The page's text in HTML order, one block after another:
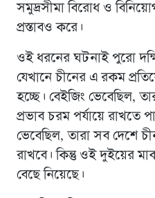
সমুদ্রসীমা বিরোধ ও
প্রস্তাবও করে।
ওই ধরনের ঘটনাই পুরো
যেখানে চীনের এ রকম
হচ্ছে। বেইজিং ভেবেছিল,
প্রভাব চরম পর্যায়ে রাখতে
ভেবেছিল, তারা সব দেশে
রাখবে। কিন্তু ওই দুইয়ের
বেছে নিয়েছে।